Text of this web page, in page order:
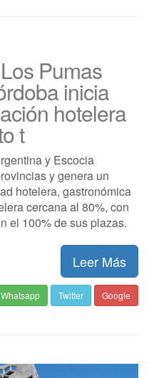
Pumas
inicia
hotelera
t
y Escocia
y genera un
hotelera, gastronómica
cercana al 80%, con
el 100% de sus plazas.
Leer Más
Whatsapp Twitter Google